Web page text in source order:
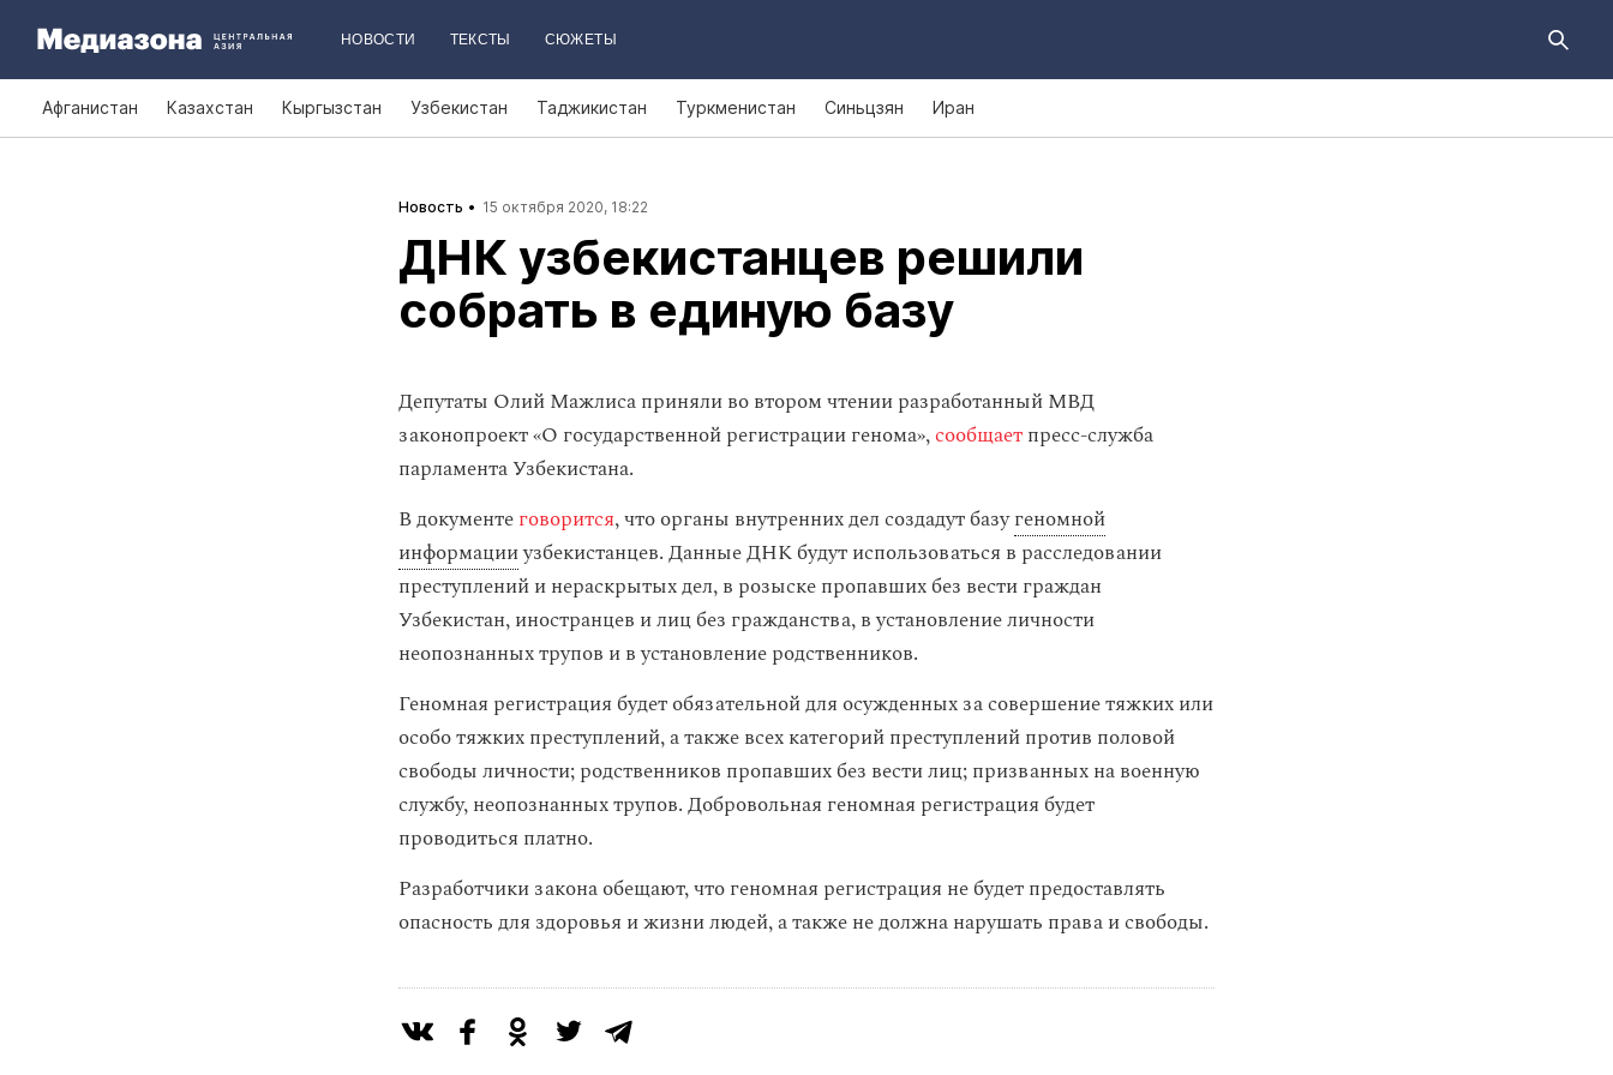
НОВОСТИ ТЕКСТЫ СЮЖЕТЫ
Афганистан Казахстан Кыргызстан Узбекистан Таджикистан Туркменистан Синьцзян Иран
Новость 15 октября 2020, 18:22
ДНК узбекистанцев решили
собрать в единую базу
Депутаты Олий Мажлиса приняли во втором чтении разработанный МВД
законопроект «О государственной регистрации генома»,сообщаетпресс-служба
парламента Узбекистана.
В документеговорится, что органы внутренних дел создадут базугеномной
информацииузбекистанцев.Данные ДНК будут использоваться в расследовании
преступлений и нераскрытых дел, в розыске пропавших без вести граждан
Узбекистан, иностранцев и лиц без гражданства, в установление личности
неопознанных трупов и в установление родственников.
Геномная регистрация будет обязательной для осужденных за совершение тяжких или
особо тяжких преступлений, а также всех категорий преступлений против половой
свободы личности; родственников пропавших без вести лиц; призванных на военную
службу, неопознанных трупов. Добровольная геномная регистрация будет
проводиться платно.
Разработчики закона обещают, что геномная регистрация не будет предоставлять
опасность для здоровья и жизни людей, а также не должна нарушать права и свободы.